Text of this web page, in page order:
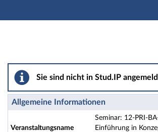
Hauptnavigation
Seminar: 12-PRI-BA-C1-532
Sie sind nicht in Stud.IP
Allgemeine Informationen
Veranstaltungsname
Seminar: 12-PRI-
Einführung in